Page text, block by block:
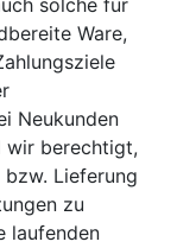
solche für
Ware,
Neukunden
wir berechtigt,
Lieferung
zu
laufenden